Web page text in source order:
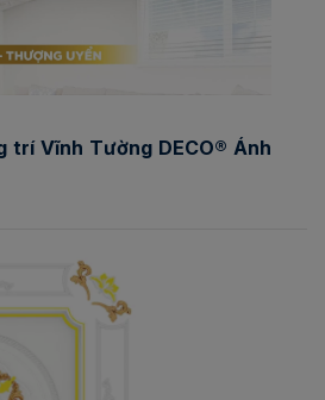
trí Vĩnh Tường DECO® Ánh